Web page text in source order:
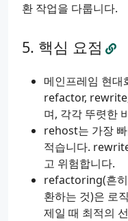
환 작업을 다룹니다.
핵심 요점
메인프레임 현
refactor,
며, 각각 뚜렷한
rehost는 가장
적습니다.
고 위험합니다.
refactoring(흔히
환하는 것)은 로
제일 때 최적의